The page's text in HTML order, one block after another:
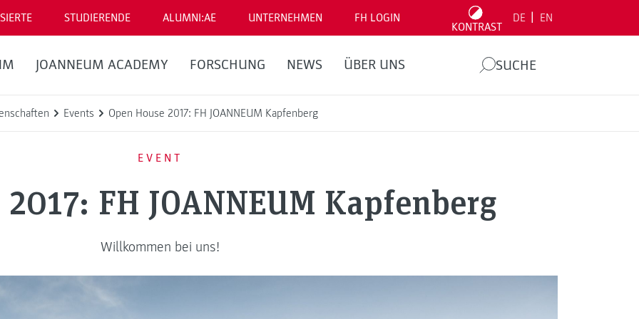
STUDIERENDE ALUMNI:AE UNTERNEHMEN FH LOGIN
KONTRAST
DE EN
JOANNEUM ACADEMY FORSCHUNG NEWS ÜBER UNS SUCHE
Events Open House 2017: FH JOANNEUM Kapfenberg
EVENT
FH JOANNEUM Kapfenberg
Willkommen bei uns!